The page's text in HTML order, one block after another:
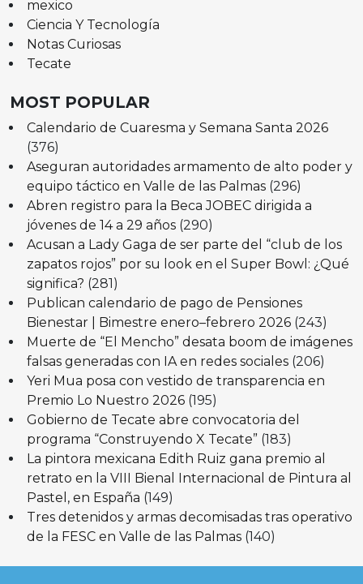
mexico
Ciencia Y Tecnología
Notas Curiosas
Tecate
MOST POPULAR
Calendario de Cuaresma y Semana Santa 2026
(376)
Aseguran autoridades armamento de alto poder y
equipo táctico en Valle de las Palmas (296)
Abren registro para la Beca JOBEC dirigida a
jóvenes de 14 a 29 años (290)
Acusan a Lady Gaga de ser parte del “club de los
zapatos rojos” por su look en el Super Bowl: ¿Qué
significa? (281)
Publican calendario de pago de Pensiones
Bienestar | Bimestre enero–febrero 2026 (243)
Muerte de “El Mencho” desata boom de imágenes
falsas generadas con IA en redes sociales (206)
Yeri Mua posa con vestido de transparencia en
Premio Lo Nuestro 2026 (195)
Gobierno de Tecate abre convocatoria del
programa “Construyendo X Tecate” (183)
La pintora mexicana Edith Ruiz gana premio al
retrato en la VIII Bienal Internacional de Pintura al
Pastel, en España (149)
Tres detenidos y armas decomisadas tras operativo
de la FESC en Valle de las Palmas (140)